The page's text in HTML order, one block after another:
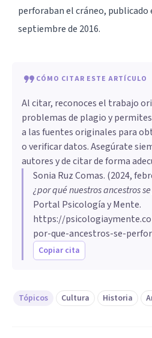
perforaban el cráneo, publicado
septiembre de 2016.
CÓMO CITAR ESTE ARTÍCULO
Al citar, reconoces el trabajo
problemas de plagio y
a las fuentes originales para
o verificar datos. Asegúrate
autores y de citar de forma
Sonia Ruz Comas. (2024,
¿por qué nuestros ancestros
Portal Psicología y Mente.
https://
por-que-ancestros-se-
Copiar cita
Tópicos Cultura Historia